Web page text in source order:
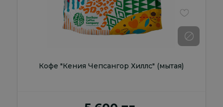
Кофе "Кения Чепсангор Хиллс" (мытая)
В